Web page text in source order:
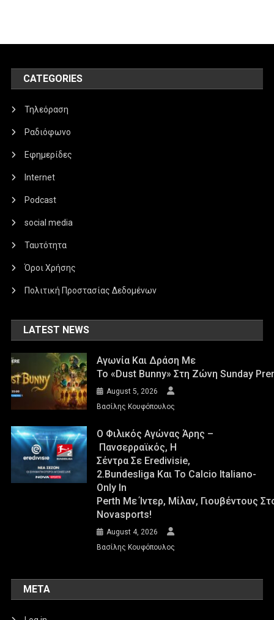
CATEGORIES
Τηλεόραση
Ραδιόφωνο
Εφημερίδες
Internet
Podcast
social media
Ταυτότητα
Όροι Χρήσης
Πολιτική Προστασίας Δεδομένων
LATEST NEWS
Αγωνία Και Δράση Με
Το «Dust Bunny» Στη Ζώνη Sunday
August 5, 2026
Βασίλης Κουφόπουλος
Ο Φιλικός Αγώνας Άρης –
Πανσερραϊκός, Η
Σέντρα Σε Eredivisie,
2.Bundesliga Και Το Calcio Italiano-
Only In
Perth Με Ίντερ, Μίλαν, Γιουβέντους
Novasports!
August 4, 2026
Βασίλης Κουφόπουλος
META